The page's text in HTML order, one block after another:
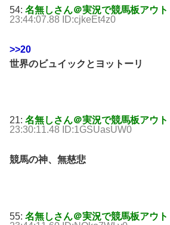
54: 名無しさん＠実況で競馬板アウト
23:44:07.88 ID:cjkeEt4z0
>>20
世界のビュイックとヨットーリ
21: 名無しさん＠実況で競馬板アウト
23:30:11.48 ID:1GSUasUW0
競馬の神、無慈悲
55: 名無しさん＠実況で競馬板アウト